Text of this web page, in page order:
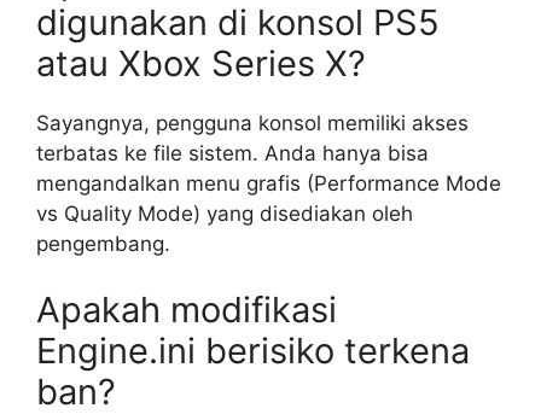
digunakan di konsol PS5
atau Xbox Series X?
Sayangnya, pengguna konsol memiliki akses
terbatas ke file sistem. Anda hanya bisa
mengandalkan menu grafis (Performance Mode
vs Quality Mode) yang disediakan oleh
pengembang.
Apakah modifikasi
Engine.ini berisiko terkena
ban?